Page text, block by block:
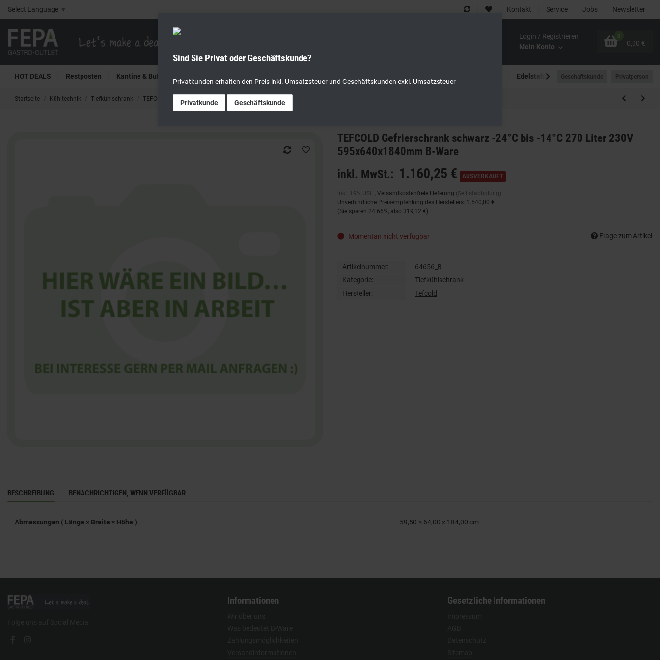
Select Language ▼ Kontakt Service Jobs Newsletter
Login / Registrieren
Mein Konto
0
0,00 €
HOT DEALS Restposten Kantine & Buffet Edelstahlmöbel Outdoor-Bereich
Geschäftskunde Privatperson
Startseite Kühltechnik Tiefkühlschrank TEFCOLD Gefrierschrank schwarz -24°C bis -14°C 270 Liter 230V 595x640x1840mm B-Ware
TEFCOLD Gefrierschrank schwarz -24°C bis -14°C 270 Liter 230V
595x640x1840mm B-Ware
inkl. MwSt.: 1.160,25 € AUSVERKAUFT
inkl. 19% USt. , Versandkostenfreie Lieferung (Selbstabholung)
Unverbindliche Preisempfehlung des Herstellers: 1.540,00 €
(Sie sparen 24.66%, also 319,12 €)
Momentan nicht verfügbar Frage zum Artikel
Artikelnummer:
64656_B
Kategorie:
Tiefkühlschrank
Hersteller:
Tefcold
BESCHREIBUNG BENACHRICHTIGEN, WENN VERFÜGBAR
Abmessungen ( Länge × Breite × Höhe ): 59,50 × 64,00 × 184,00 cm
Informationen Gesetzliche Informationen
Sind Sie Privat oder Geschäftskunde?
Privatkunden erhalten den Preis inkl. Umsatzsteuer und Geschäftskunden exkl. Umsatzsteuer
Privatkunde Geschäftskunde